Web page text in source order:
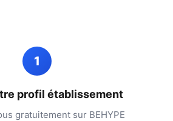
1
profil établissement
gratuitement sur BEHYPE